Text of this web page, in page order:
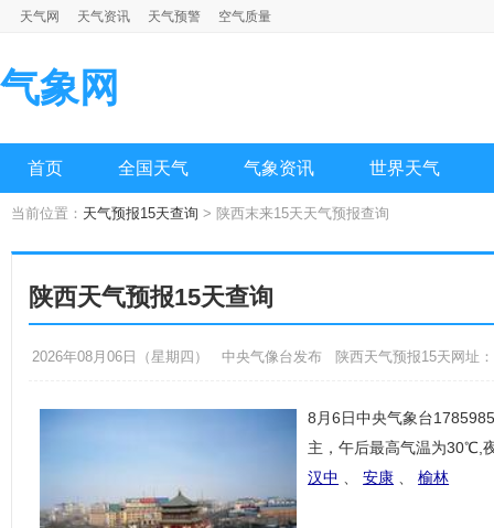
天气网 天气资讯 天气预警 空气质量
气象网
首页 全国天气 气象资讯 世界天气
当前位置： 天气预报15天查询 > 陕西末来15天天气预报查询
陕西天气预报15天查询
2026年08月06日（星期四） 中央气像台发布 陕西天气预报15天网址
8月6日中央气象台
主，午后最高气温为30℃,
汉中 、安康 、榆林